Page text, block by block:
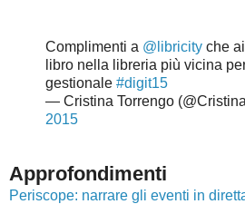
Complimenti a @libricity che
libro nella libreria più vicina
gestionale #digit15
— Cristina Torrengo
2015
Approfondimenti
Periscope: narrare gli eventi in